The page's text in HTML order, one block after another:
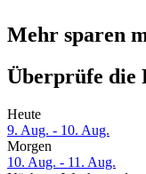
Mehr sparen
Überprüfe die
Heute
9. Aug. - 10. Aug.
Morgen
10. Aug. - 11. Aug.